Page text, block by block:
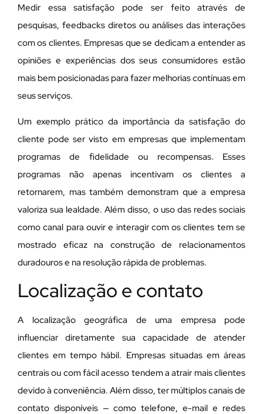
Medir essa satisfação pode ser feito através de
pesquisas, feedbacks diretos ou análises das interações
com os clientes. Empresas que se dedicam a entender as
opiniões e experiências dos seus consumidores estão
mais bem posicionadas para fazer melhorias contínuas em
seus serviços.
Um exemplo prático da importância da satisfação do
cliente pode ser visto em empresas que implementam
programas de fidelidade ou recompensas. Esses
programas não apenas incentivam os clientes a
retornarem, mas também demonstram que a empresa
valoriza sua lealdade. Além disso, o uso das redes sociais
como canal para ouvir e interagir com os clientes tem se
mostrado eficaz na construção de relacionamentos
duradouros e na resolução rápida de problemas.
Localização e contato
A localização geográfica de uma empresa pode
influenciar diretamente sua capacidade de atender
clientes em tempo hábil. Empresas situadas em áreas
centrais ou com fácil acesso tendem a atrair mais clientes
devido à conveniência. Além disso, ter múltiplos canais de
contato disponíveis — como telefone, e-mail e redes